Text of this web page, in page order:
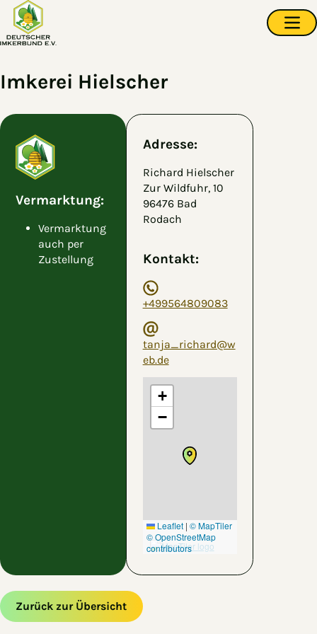
Zum Hauptinhalt springen
Imkerei Hielscher
Vermarktung:
Vermarktung
auch per
Zustellung
Adresse:
Richard Hielscher
Zur Wildfuhr, 10
96476 Bad
Rodach
Kontakt:
+499564809083
tanja_richard@w
eb.de
+
−
Leaflet | © MapTiler
© OpenStreetMap
contributors
Zurück zur Übersicht